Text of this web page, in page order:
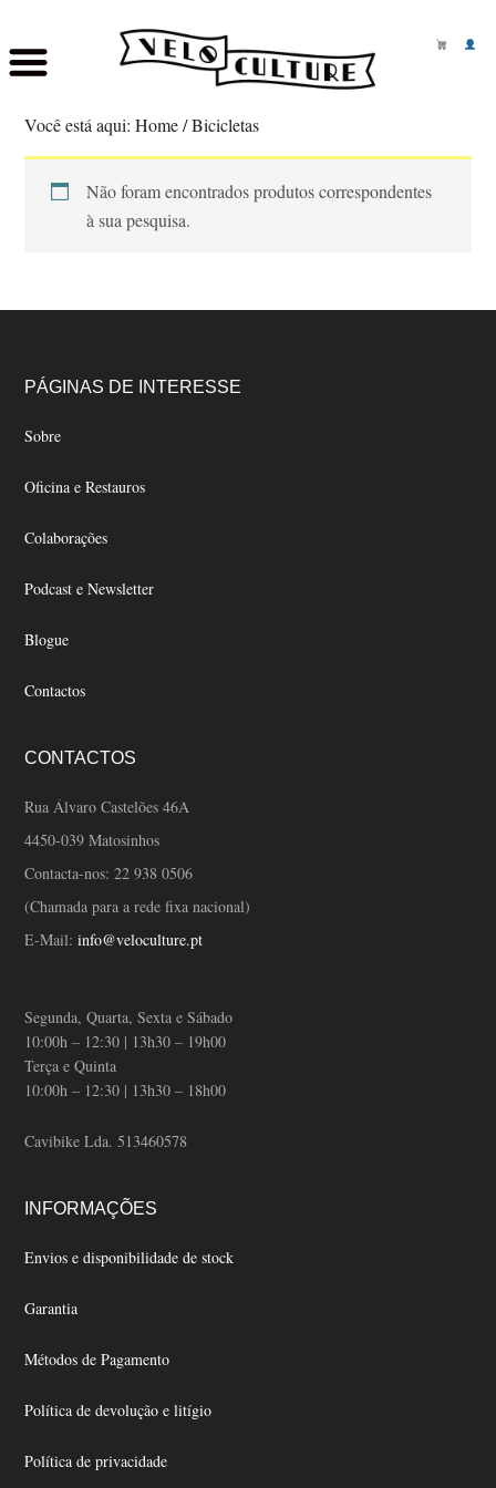
Skip
main
content
Saltar
rodapé
Você está aqui:Home /Bicicletas
Não foram encontrados produtos correspondentes
à sua pesquisa.
Footer
PÁGINAS DE INTERESSE
Sobre
Oficina e Restauros
Colaborações
Podcast e Newsletter
Blogue
Contactos
CONTACTOS
Rua Álvaro Castelões 46A
4450-039 Matosinhos
Contacta-nos:22 938 0506
(Chamada para a rede fixa nacional)
E-Mail:info@veloculture.pt
Segunda, Quarta, Sexta e Sábado
10:00h – 12:30 | 13h30 – 19h00
Terça e Quinta
10:00h – 12:30 | 13h30 – 18h00
Cavibike Lda. 513460578
INFORMAÇÕES
Envios e disponibilidade de stock
Garantia
Métodos de Pagamento
Política de devolução e litígio
Política de privacidade